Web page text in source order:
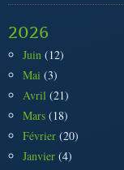
2026
Juin (12)
Mai (3)
Avril (21)
Mars (18)
Février (20)
Janvier (4)